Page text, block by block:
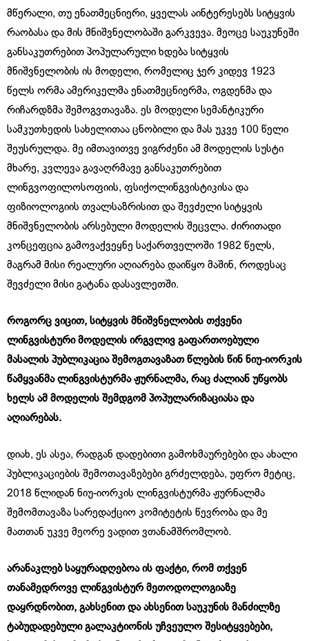
მწერალი, თუ ენათმეცნიერი, ყველას აინტერესებს სიტყვის
რაობასა და მის მნიშვნელობაში გარკვევა. მეოცე საუკუნეში
განსაკუთრებით პოპულარული ხდება სიტყვის
მნიშვნელობის ის მოდელი, რომელიც ჯერ კიდევ 1923
წელს ორმა ამერიკელმა ენათმეცნიერმა, ოგდენმა და
რიჩარდზმა შემოგვთავაზა. ეს მოდელი სემანტიკური
სამკუთხედის სახელითაა ცნობილი და მას უკვე 100 წელი
შეუსრულდა. მე იმთავითვე ვიგრძენი ამ მოდელის სუსტი
მხარე, კვლევა გავაღრმავე განსაკუთრებით
ლინგვოფილოსოფიის, ფსიქოლინგვისტიკისა და
ფიზიოლოგიის თვალსაზრისით და შევძელი სიტყვის
მნიშვნელობის არსებული მოდელის შეცვლა. ძირითადი
კონცეფცია გამოვაქვეყნე საქართველოში 1982 წელს,
მაგრამ მისი რეალური აღიარება დაიწყო მაშინ, როდესაც
შევძელი მისი გატანა დასავლეთში.
როგორც ვიცით, სიტყვის მნიშვნელობის თქვენი
ლინგვისტური მოდელის ირგვლივ გაფართოებული
მასალის პუბლიკაცია შემოგთავაზათ წლების წინ ნიუ-იორკის
წამყვანმა ლინგვისტურმა ჟურნალმა, რაც ძალიან უწყობს
ხელს ამ მოდელის შემდგომ პოპულარიზაციასა და
აღიარებას.
დიახ, ეს ასეა, რადგან დადებითი გამოხმაურებები და ახალი
პუბლიკაციების შემოთავაზებები გრძელდება, უფრო მეტიც,
2018 წლიდან ნიუ-იორკის ლინგვისტურმა ჟურნალმა
შემომთავაზა სარედაქციო კომიტეტის წევრობა და მე
მათთან უკვე მეორე ვადით ვთანამშრომლობ.
არანაკლებ საყურადღებოა ის ფაქტი, რომ თქვენ
თანამედროვე ლინგვისტურ მეთოდოლოგიაზე
დაყრდნობით, გახსენით და ახსენით საუკუნის მანძილზე
ტაბუდადებული გალაკტიონის უჩვეულო შესიტყვებები,